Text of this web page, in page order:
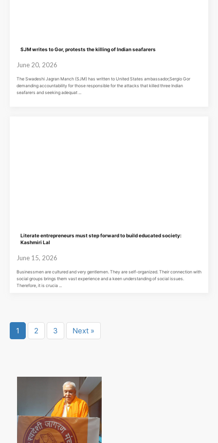
SJM writes to Gor, protests the killing of Indian seafarers
June 20, 2026
The Swadeshi Jagran Manch (SJM) has written to United States ambassador,Sergio Gor
demanding accountability for those responsible for the attacks that killed three Indian
seafarers and seeking adequat ...
Literate entrepreneurs must step forward to build educated society:
Kashmiri Lal
June 15, 2026
Businessmen are cultured and very gentlemen. They are self-organized. Their connection with
social groups brings them vast experience and a keen understanding of social issues.
Therefore, it is crucia ...
1 2 3 Next »